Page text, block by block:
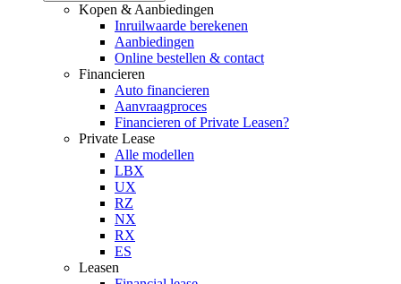
Kopen & Aanbiedingen
Inruilwaarde berekenen
Aanbiedingen
Online bestellen & contact
Financieren
Auto financieren
Aanvraagproces
Financieren of Private Leasen?
Private Lease
Alle modellen
LBX
UX
RZ
NX
RX
ES
Leasen